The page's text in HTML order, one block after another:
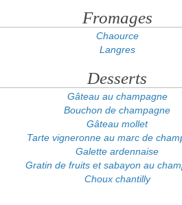
Fromages
Chaource
Langres
Desserts
Gâteau au champagne
Bouchon de champagne
Gâteau mollet
Tarte vigneronne au marc de
Galette ardennaise
Gratin de fruits et sabayon au
Choux chantilly